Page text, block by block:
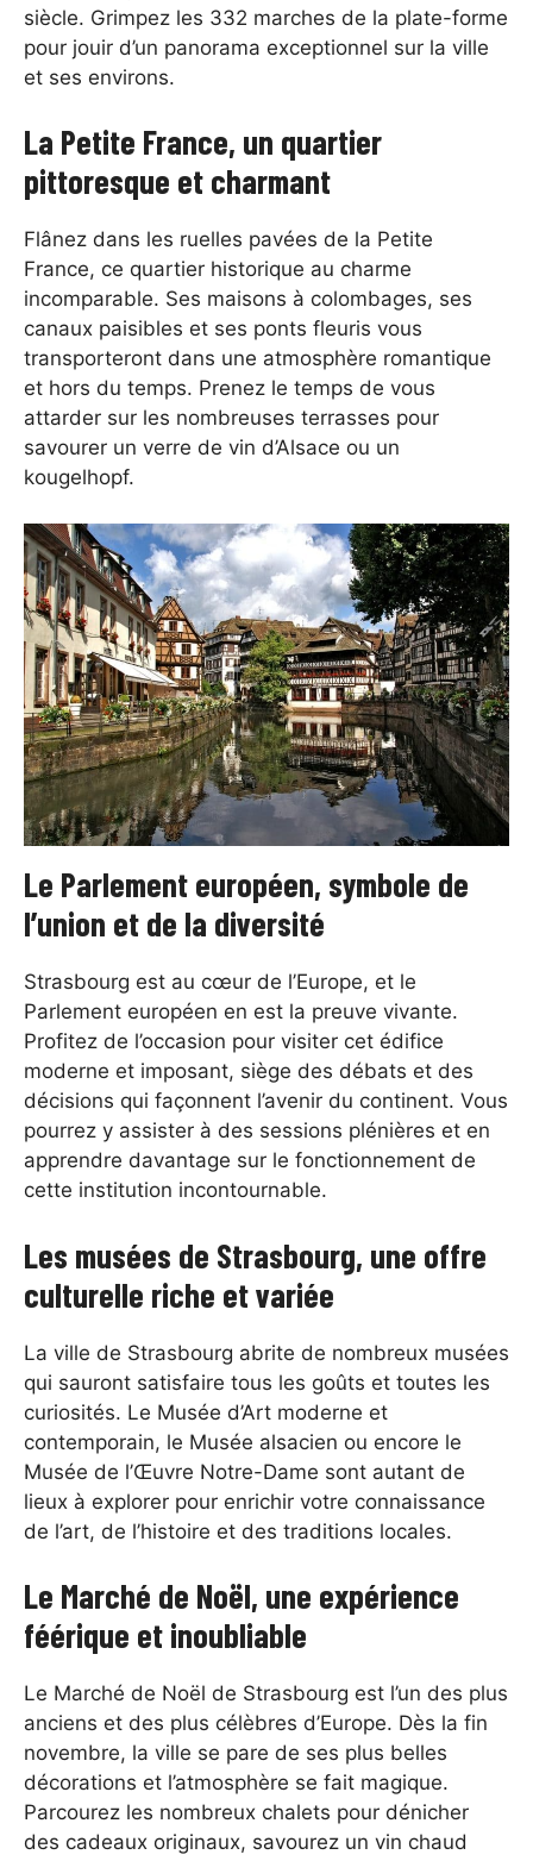
siècle. Grimpez les 332 marches de la plate-forme
pour jouir d’un panorama exceptionnel sur la ville
et ses environs.
La Petite France, un quartier
pittoresque et charmant
Flânez dans les ruelles pavées de la Petite
France, ce quartier historique au charme
incomparable. Ses maisons à colombages, ses
canaux paisibles et ses ponts fleuris vous
transporteront dans une atmosphère romantique
et hors du temps. Prenez le temps de vous
attarder sur les nombreuses terrasses pour
savourer un verre de vin d’Alsace ou un
kougelhopf.
Le Parlement européen, symbole de
l’union et de la diversité
Strasbourg est au cœur de l’Europe, et le
Parlement européen en est la preuve vivante.
Profitez de l’occasion pour visiter cet édifice
moderne et imposant, siège des débats et des
décisions qui façonnent l’avenir du continent. Vous
pourrez y assister à des sessions plénières et en
apprendre davantage sur le fonctionnement de
cette institution incontournable.
Les musées de Strasbourg, une offre
culturelle riche et variée
La ville de Strasbourg abrite de nombreux musées
qui sauront satisfaire tous les goûts et toutes les
curiosités. Le Musée d’Art moderne et
contemporain, le Musée alsacien ou encore le
Musée de l’Œuvre Notre-Dame sont autant de
lieux à explorer pour enrichir votre connaissance
de l’art, de l’histoire et des traditions locales.
Le Marché de Noël, une expérience
féérique et inoubliable
Le Marché de Noël de Strasbourg est l’un des plus
anciens et des plus célèbres d’Europe. Dès la fin
novembre, la ville se pare de ses plus belles
décorations et l’atmosphère se fait magique.
Parcourez les nombreux chalets pour dénicher
des cadeaux originaux, savourez un vin chaud